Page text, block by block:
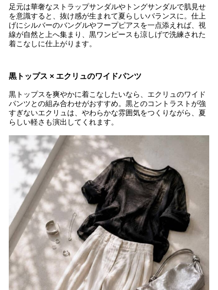
足元は華奢なストラップサンダルやトングサンダルで肌見せ
を意識すると、抜け感が生まれて夏らしいバランスに。仕上
げにシルバーのバングルやフープピアスを一点添えれば、視
線が自然と上へ集まり、黒ワンピースも涼しげで洗練された
着こなしに仕上がります。
黒トップス × エクリュのワイドパンツ
黒トップスを爽やかに着こなしたいなら、エクリュのワイド
パンツとの組み合わせがおすすめ。黒とのコントラストが強
すぎないエクリュは、やわらかな雰囲気をつくりながら、夏
らしい軽さも演出してくれます。